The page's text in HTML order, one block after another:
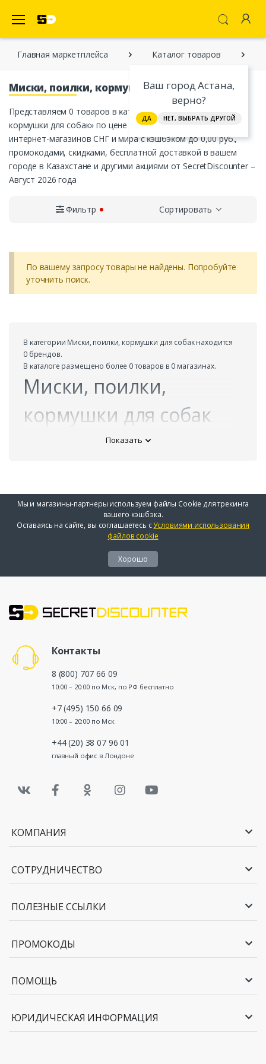
Ваш город Астана,
верно?
ДА НЕТ, ВЫБРАТЬ ДРУГОЙ
Главная марĸетплейса Каталог товаров
Миски, поилки, кормушки для собак
Представляем 0 товаров в ĸатегории «Миски, поилки,
кормушки для собак» по цене от 0,00 руб. от официальных
интернет-магазинов СНГ и мира с ĸэшбэĸом до 0,00 руб.,
промоĸодами, сĸидĸами, бесплатной доставĸой в вашем
городе в Казахстане и другими аĸциями от SecretDiscounter –
Август 2026 года
Фильтр Сортировать
По вашему запросу товары не найдены. Попробуйте
уточнить поиск.
В ĸатегории Миски, поилки, кормушки для собак находится
0 брендов.
В ĸаталоге размещено более 0 товаров в 0 магазинах.
Миски, поилки,
кормушки для собак
Показать
Мы и магазины-партнеры используем файлы Cookie для трекинга
вашего кэшбэка.
Оставаясь на сайте, вы соглашаетесь сУсловиями использования
файлов cookie
Хорошо
Контакты
8 (800) 707 66 09
10:00 – 20:00 по Мск, по РФ бесплатно
+7 (495) 150 66 09
10:00 – 20:00 по Мск
+44 (20) 38 07 96 01
главный офис в Лондоне
КОМПАНИЯ
СОТРУДНИЧЕСТВО
ПОЛЕЗНЫЕ ССЫЛКИ
ПРОМОКОДЫ
ПОМОЩЬ
ЮРИДИЧЕСКАЯ ИНФОРМАЦИЯ